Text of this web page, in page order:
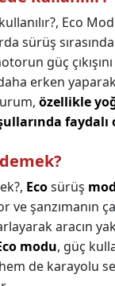
Eco
sürüş
güç
erken
özellikle
Ecosürüş
şanzımanın
aracın
modu, güç
de karayolu